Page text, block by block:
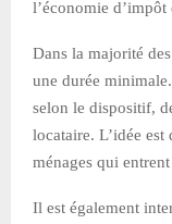
l’économie d’impôt
Dans la majorité
une durée
selon le dispositif,
locataire. L’idée est
ménages qui
Il est également